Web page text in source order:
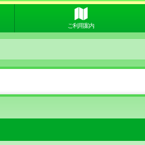
ご利用案内